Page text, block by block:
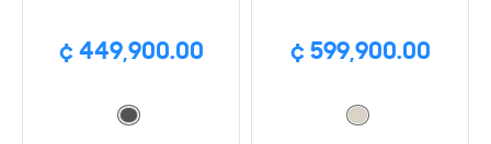
¢ 449,900.00 ¢ 599,900.00